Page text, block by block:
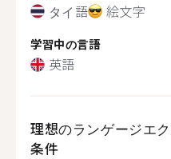
タイ語 絵文字
学習中の言語
英語
理想のランゲージエ
条件